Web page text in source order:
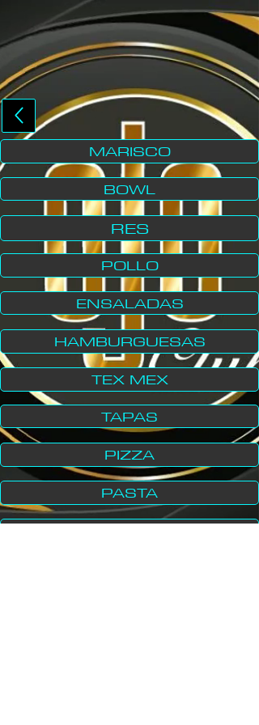
MARISCO
BOWL
RES
POLLO
ENSALADAS
HAMBURGUESAS
TEX MEX
TAPAS
PIZZA
PASTA
POSTRE